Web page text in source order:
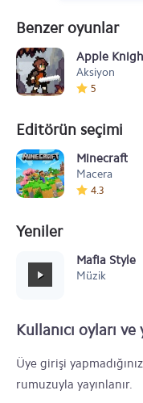
Benzer oyunlar
Apple
Aksiyon
5
Editörün seçimi
Minecraft
Macera
4.3
Yeniler
Mafia Style
Müzik
Kullanıcı oyları
Üye girişi
rumuzuyla yayınlanır.